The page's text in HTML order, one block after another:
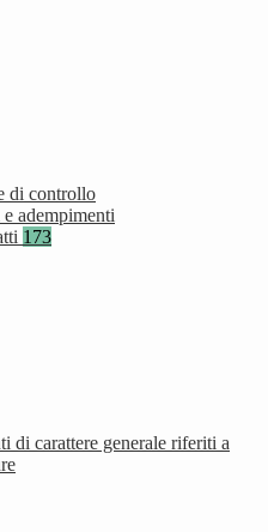
di controllo
adempimenti
173
di carattere generale riferiti a